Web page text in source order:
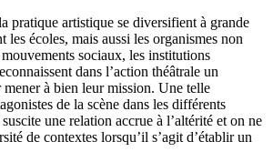
pratique artistique se diversifient à grande
les écoles, mais aussi les organismes non
sociaux, les institutions
dans l’action théâtrale un
à bien leur mission. Une telle
de la scène dans les différents
une relation accrue à l’altérité et on ne
de contextes lorsqu’il s’agit d’établir un